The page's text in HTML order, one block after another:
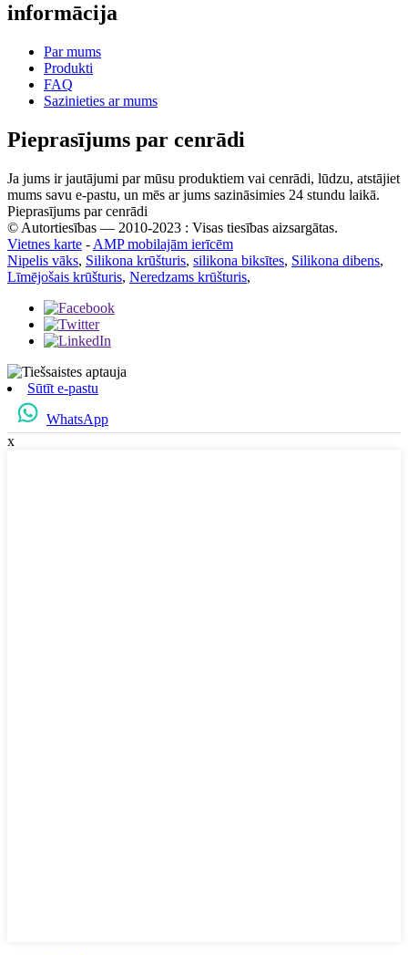
informācija
Par mums
Produkti
FAQ
Sazinieties ar mums
Pieprasījums par cenrādi
Ja jums ir jautājumi par mūsu produktiem vai cenrādi, lūdzu, atstājiet
mums savu e-pastu, un mēs ar jums sazināsimies 24 stundu laikā.
Pieprasījums par cenrādi
© Autortiesības — 2010-2023 : Visas tiesības aizsargātas.
Vietnes karte - AMP mobilajām ierīcēm
Nipelis vāks, Silikona krūšturis, silikona biksītes, Silikona dibens,
Līmējošais krūšturis, Neredzams krūšturis,
Sūtīt e-pastu
WhatsApp
x